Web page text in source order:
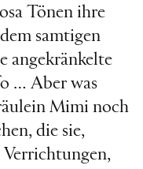
Tönen ihre
samtigen
angekränkelte
… Aber was
Mimi noch
die sie,